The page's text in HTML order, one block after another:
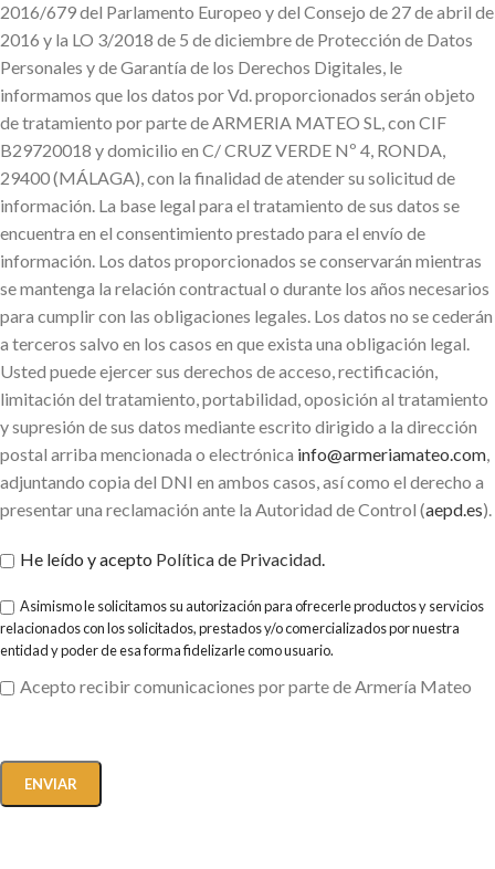
2016/679 del Parlamento Europeo y del Consejo de 27 de abril de
2016 y la LO 3/2018 de 5 de diciembre de Protección de Datos
Personales y de Garantía de los Derechos Digitales, le
informamos que los datos por Vd. proporcionados serán objeto
de tratamiento por parte de ARMERIA MATEO SL, con CIF
B29720018 y domicilio en C/ CRUZ VERDE Nº 4, RONDA,
29400 (MÁLAGA), con la finalidad de atender su solicitud de
información. La base legal para el tratamiento de sus datos se
encuentra en el consentimiento prestado para el envío de
información. Los datos proporcionados se conservarán mientras
se mantenga la relación contractual o durante los años necesarios
para cumplir con las obligaciones legales. Los datos no se cederán
a terceros salvo en los casos en que exista una obligación legal.
Usted puede ejercer sus derechos de acceso, rectificación,
limitación del tratamiento, portabilidad, oposición al tratamiento
y supresión de sus datos mediante escrito dirigido a la dirección
postal arriba mencionada o electrónica info@armeriamateo.com
adjuntando copia del DNI en ambos casos, así como el derecho a
presentar una reclamación ante la Autoridad de Control (aepd.es).
He leído y acepto Política de Privacidad
Asimismo le solicitamos su autorización para ofrecerle productos y servicios
relacionados con los solicitados, prestados y/o comercializados por nuestra
entidad y poder de esa forma fidelizarle como usuario.
Acepto recibir comunicaciones por parte de Armería Mateo